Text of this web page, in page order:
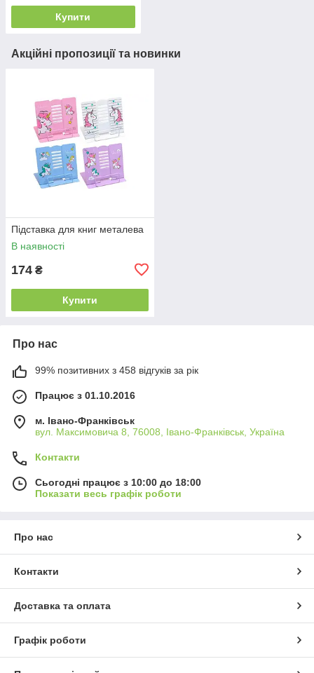
Купити
Акційні пропозиції та новинки
Підставка для книг металева
В наявності
174 ₴
Купити
Про нас
99% позитивних з 458 відгуків за рік
Працює з 01.10.2016
м. Івано-Франківськ
вул. Максимовича 8, 76008, Івано-Франківськ, Україна
Контакти
Сьогодні працює з 10:00 до 18:00
Показати весь графік роботи
Про нас
Контакти
Доставка та оплата
Графік роботи